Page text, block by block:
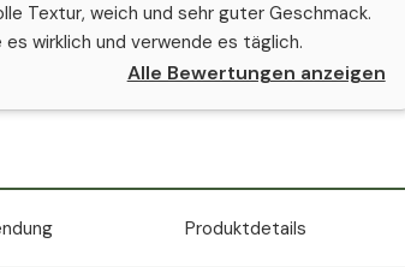
Textur, weich und sehr guter Geschmack.
wirklich und verwende es täglich.
Alle Bewertungen anzeigen
Produktdetails